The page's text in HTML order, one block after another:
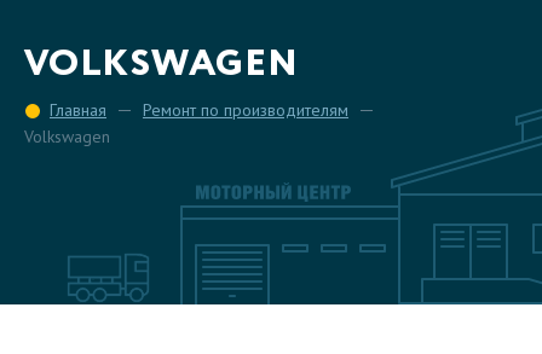
VOLKSWAGEN
Главная
Ремонт по производителям
Volkswagen